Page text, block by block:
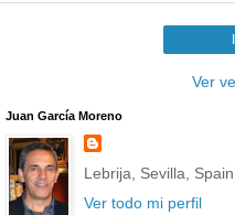
Ver
Juan García Moreno
Lebrija, Sevilla, Spain
Ver todo mi perfil